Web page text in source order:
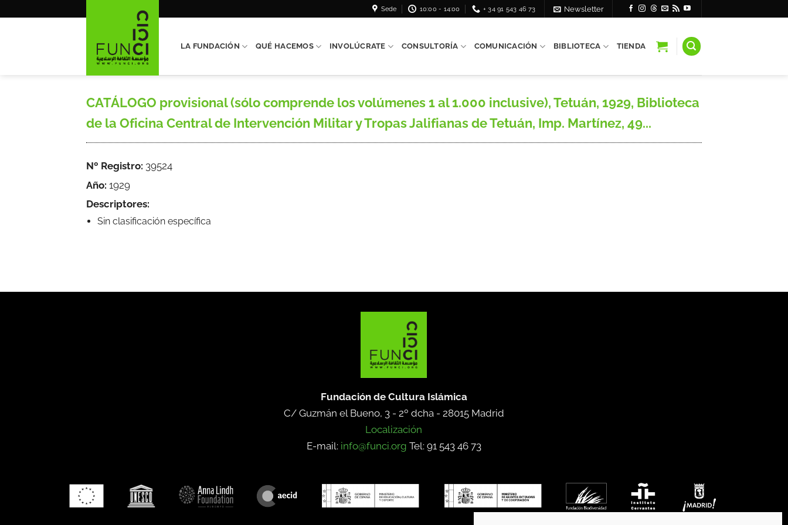
Sede 10:00 - 14:00 + 34 91 543 46 73 Newsletter
LA FUNDACIÓN QUÉ HACEMOS INVOLÚCRATE CONSULTORÍA COMUNICACIÓN BIBLIOTECA TIENDA
CATÁLOGO provisional (sólo comprende los volúmenes 1 al 1.000 inclusive), Tetuán, 1929, Biblioteca
de la Oficina Central de Intervención Militar y Tropas Jalifianas de Tetuán, Imp. Martínez, 49...
Nº Registro: 39524
Año: 1929
Descriptores:
Sin clasificación específica
Fundación de Cultura Islámica
C/ Guzmán el Bueno, 3 - 2º dcha - 28015 Madrid
Localización
E-mail: info@funci.org Tel: 91 543 46 73